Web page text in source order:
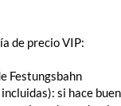
de precio VIP:
Festungsbahn
si hace